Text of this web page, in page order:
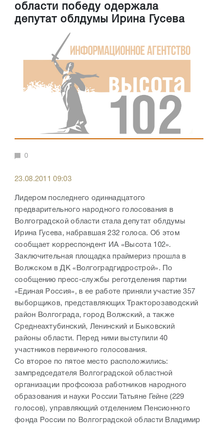
области победу одержала
депутат облдумы Ирина Гусева
0
23.08.2011 09:03
Лидером последнего одиннадцатого
предварительного народного голосования в
Волгоградской области стала депутат облдумы
Ирина Гусева, набравшая 232 голоса. Об этом
сообщает корреспондент ИА «Высота 102».
Заключительная площадка праймериз прошла в
Волжском в ДК «Волгоградгидрострой». По
сообщению пресс-службы реготделения партии
«Единая Россия», в ее работе приняли участие 357
выборщиков, представляющих Тракторозаводский
район Волгограда, город Волжский, а также
Среднеахтубинский, Ленинский и Быковский
районы области. Перед ними выступили 40
участников первичного голосования.
Со второе по пятое место расположились:
зампредседателя Волгоградской областной
организации профсоюза работников народного
образования и науки России Татьяне Гейне (229
голосов), управляющий отделением Пенсионного
фонда России по Волгоградской области Владимир